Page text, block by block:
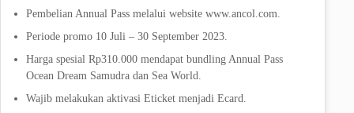
Pembelian Annual Pass melalui website www.ancol.com.
Periode promo 10 Juli – 30 September 2023.
Harga spesial Rp310.000 mendapat bundling Annual Pass
Ocean Dream Samudra dan Sea World.
Wajib melakukan aktivasi Eticket menjadi Ecard.